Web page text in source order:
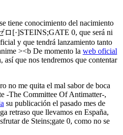
se tiene conocimiento del nacimiento
[·]STEINS;GATE 0, que será ni
y que tendrá lanzamiento tanto
><b De momento la web oficial
que nos tendremos que contentar
no me quita el mal sabor de boca
-The Committee Of Antimatter-,
su publicación el pasado mes de
retraso que llevamos en España,
de Steins;gate 0, como no se